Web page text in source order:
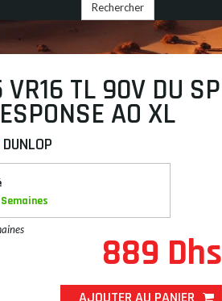
Rechercher
TL 90V DU SP
AO XL
DUNLOP
889 Dhs